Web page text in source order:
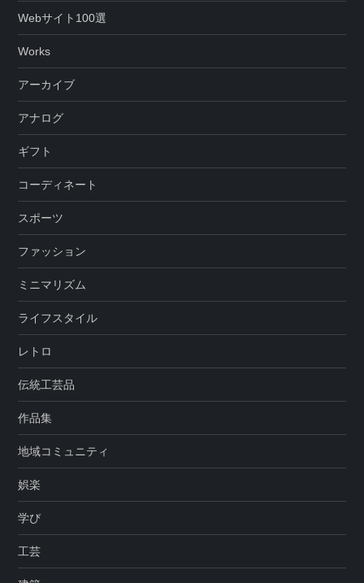
Webサイト100選
Works
アーカイブ
アナログ
ギフト
コーディネート
スポーツ
ファッション
ミニマリズム
ライフスタイル
レトロ
伝統工芸品
作品集
地域コミュニティ
娯楽
学び
工芸